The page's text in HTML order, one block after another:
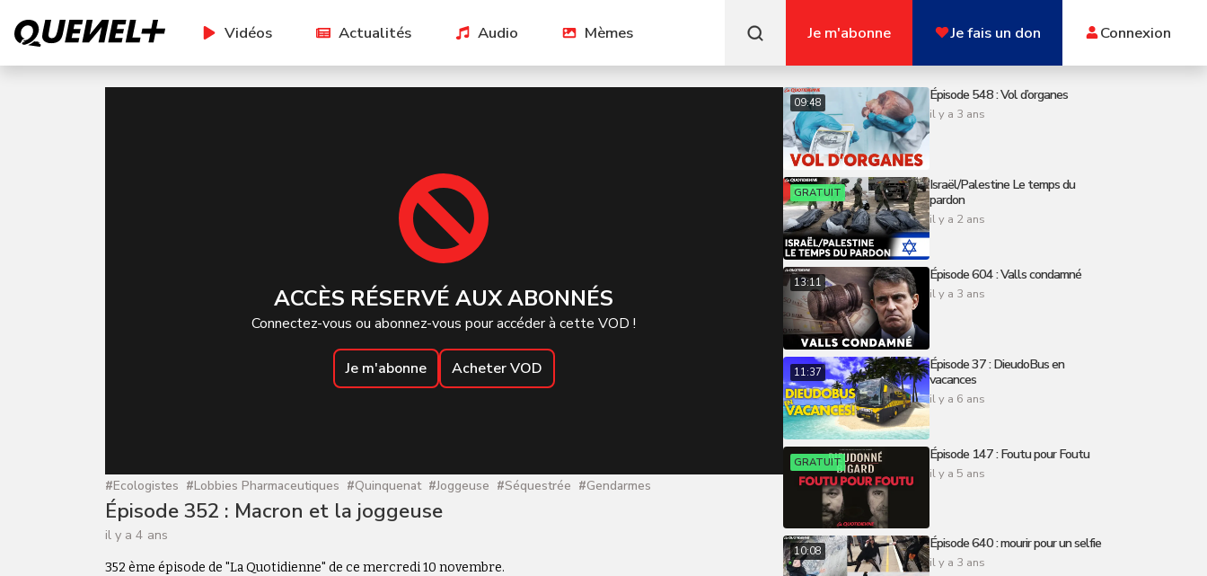
Vidéos Actualités Audio Mèmes Je m'abonne Je fais un don Connexion
ACCÈS RÉSERVÉ AUX ABONNÉS
Connectez-vous ou abonnez-vous pour accéder à cette VOD !
Je m'abonne Acheter VOD
#Ecologistes #Lobbies Pharmaceutiques #Quinquenat #Joggeuse #Séquestrée #Gendarmes
Épisode 352 : Macron et la joggeuse
il y a 4 ans
352 ème épisode de "La Quotidienne" de ce mercredi 10 novembre.
09:48 Épisode 548 : Vol d’organes
il y a 3 ans
GRATUIT
Israël/Palestine Le temps du
pardon
il y a 2 ans
13:11 Épisode 604 : Valls condamné
il y a 3 ans
11:37
Épisode 37 : DieudoBus en
vacances
il y a 6 ans
GRATUIT Épisode 147 : Foutu pour Foutu
il y a 5 ans
10:08 Épisode 640 : mourir pour un selfie
il y a 3 ans